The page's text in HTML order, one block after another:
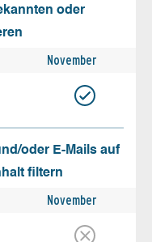
oder
November
oder E-Mails auf
filtern
November